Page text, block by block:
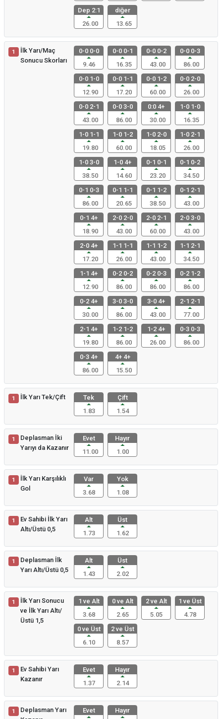
Dep 2:1
26.00
diğer
13.65
1
İlk Yarı/Maç
Sonucu Skorları
0-0 0-0
9.46
0-0 0-1
16.35
0-0 0-2
43.00
0-0 0-3
86.00
0-0 1-0
12.90
0-0 1-1
17.20
0-0 1-2
60.00
0-0 2-0
26.00
0-0 2-1
43.00
0-0 3-0
86.00
0:0 4+
30.00
1-0 1-0
16.35
1-0 1-1
19.80
1-0 1-2
60.00
1-0 2-0
18.05
1-0 2-1
26.00
1-0 3-0
38.50
1-0 4+
14.60
0-1 0-1
23.20
0-1 0-2
34.50
0-1 0-3
86.00
0-1 1-1
20.65
0-1 1-2
38.50
0-1 2-1
43.00
0-1 4+
18.90
2-0 2-0
43.00
2-0 2-1
60.00
2-0 3-0
43.00
2-0 4+
17.20
1-1 1-1
26.00
1-1 1-2
43.00
1-1 2-1
34.50
1-1 4+
12.90
0-2 0-2
86.00
0-2 0-3
86.00
0-2 1-2
86.00
0-2 4+
30.00
3-0 3-0
86.00
3-0 4+
43.00
2-1 2-1
77.00
2-1 4+
19.80
1-2 1-2
86.00
1-2 4+
26.00
0-3 0-3
86.00
0-3 4+
86.00
4+ 4+
15.50
1 İlk Yarı Tek/Çift
Tek
1.83
Çift
1.54
1
Deplasman İki
Yarıyı da Kazanır
Evet
11.00
Hayır
1.00
1
İlk Yarı Karşılıklı
Gol
Var
3.68
Yok
1.08
1
Ev Sahibi İlk Yarı
Altı/Üstü 0,5
Alt
1.73
Üst
1.62
1
Deplasman İlk
Yarı Altı/Üstü 0,5
Alt
1.43
Üst
2.02
1
İlk Yarı Sonucu
ve İlk Yarı Altı/
Üstü 1,5
1 ve Alt
3.68
0 ve Alt
2.65
2 ve Alt
5.05
1 ve Üst
4.78
0 ve Üst
6.10
2 ve Üst
8.57
1
Ev Sahibi Yarı
Kazanır
Evet
1.37
Hayır
2.14
1
Deplasman Yarı
Evet Hayır